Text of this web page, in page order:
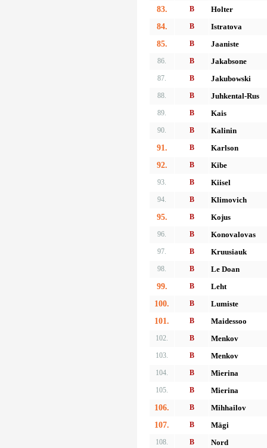
83. B
Holter
84.
B
Istratova
85.
B Jaaniste
86. B Jakabsone
87. B Jakubowski
88. B Juhkental-Rus
89. B Kais
90. B
Kalinin
91.
B
Karlson
92.
B Kibe
93. B Kiisel
94. B
Klimovich
95.
B Kojus
96. B Konovalovas
97. B Kruusiauk
98. B
Le Doan
99.
B
Leht
100.
B
Lumiste
101.
B Maidessoo
102. B Menkov
103. B Menkov
104. B Mierina
105. B
Mierina
106.
B
Mihhailov
107.
B Mägi
108. B Nord